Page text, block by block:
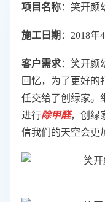
项目名称：笑开颜
施工日期 ：2018年
客户需求： 笑开颜
回忆，为了更好的
任交给了创绿家。
进行除甲醛，创绿
信我们的天空会更